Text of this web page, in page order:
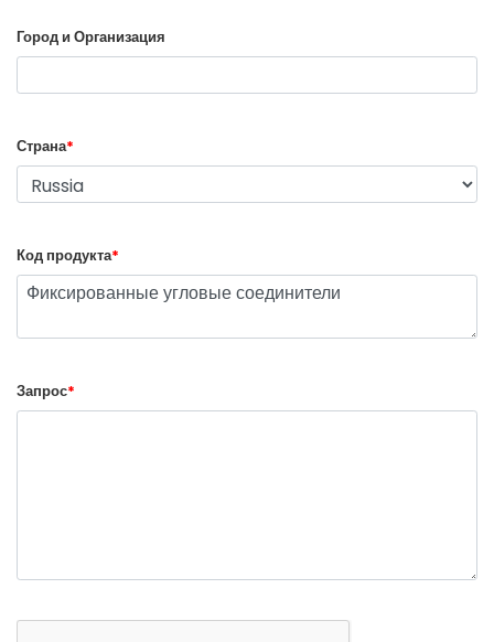
Город и Организация
Страна*
Код продукта*
Запрос*